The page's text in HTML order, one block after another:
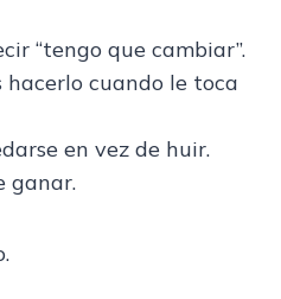
“tengo que cambiar”.
cuando le toca
en vez de huir.
ganar.